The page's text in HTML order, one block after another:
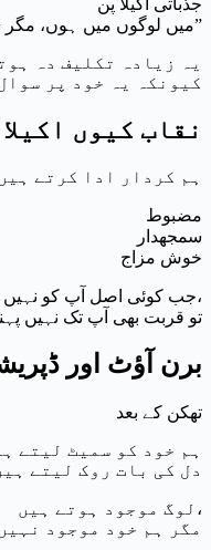
“میں لوگوں میں ہوں، مگر سمجھا نہیں گیا”
یہ زیادہ تکلیف دہ
کیونکہ یہ خود پر
نقاب کیوں
ہم کردار ادا کرتے ہیں
مضبوط
سمجھدار
خوش مزاج
جب کوئی اصل آپ کو نہیں جانتا،
تو قربت بھی آپ تک نہیں
برن آؤٹ اور
تھکن کے بعد
ہم خود کو سمیٹ لیتے
دل کی بات روک لیتے
لوگ موجود ہوتے ہیں،
مگر ہم خود موجود